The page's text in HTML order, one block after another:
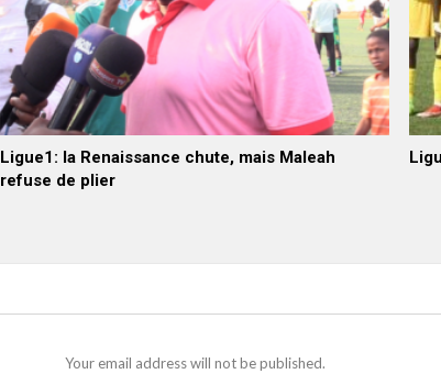
Ligue1: la Renaissance chute, mais Maleah
refuse de plier
Your email address will not be published.